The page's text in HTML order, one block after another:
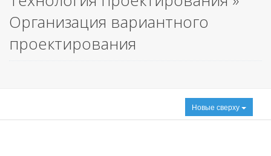
Организация вариантного
проектирования
Новые сверху